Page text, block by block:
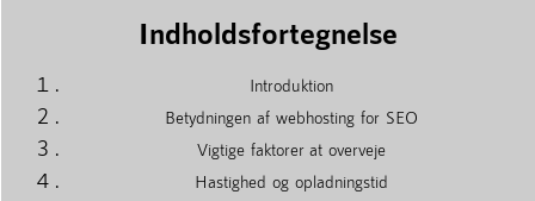
Indholdsfortegnelse
Introduktion
Betydningen af webhosting for SEO
Vigtige faktorer at overveje
Hastighed og opladningstid